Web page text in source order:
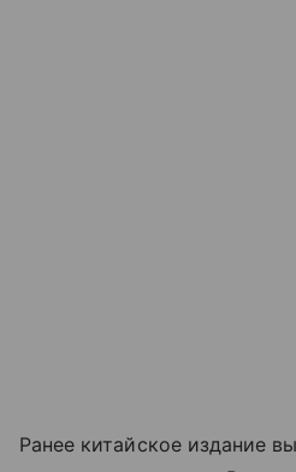
Ранее китайское издание